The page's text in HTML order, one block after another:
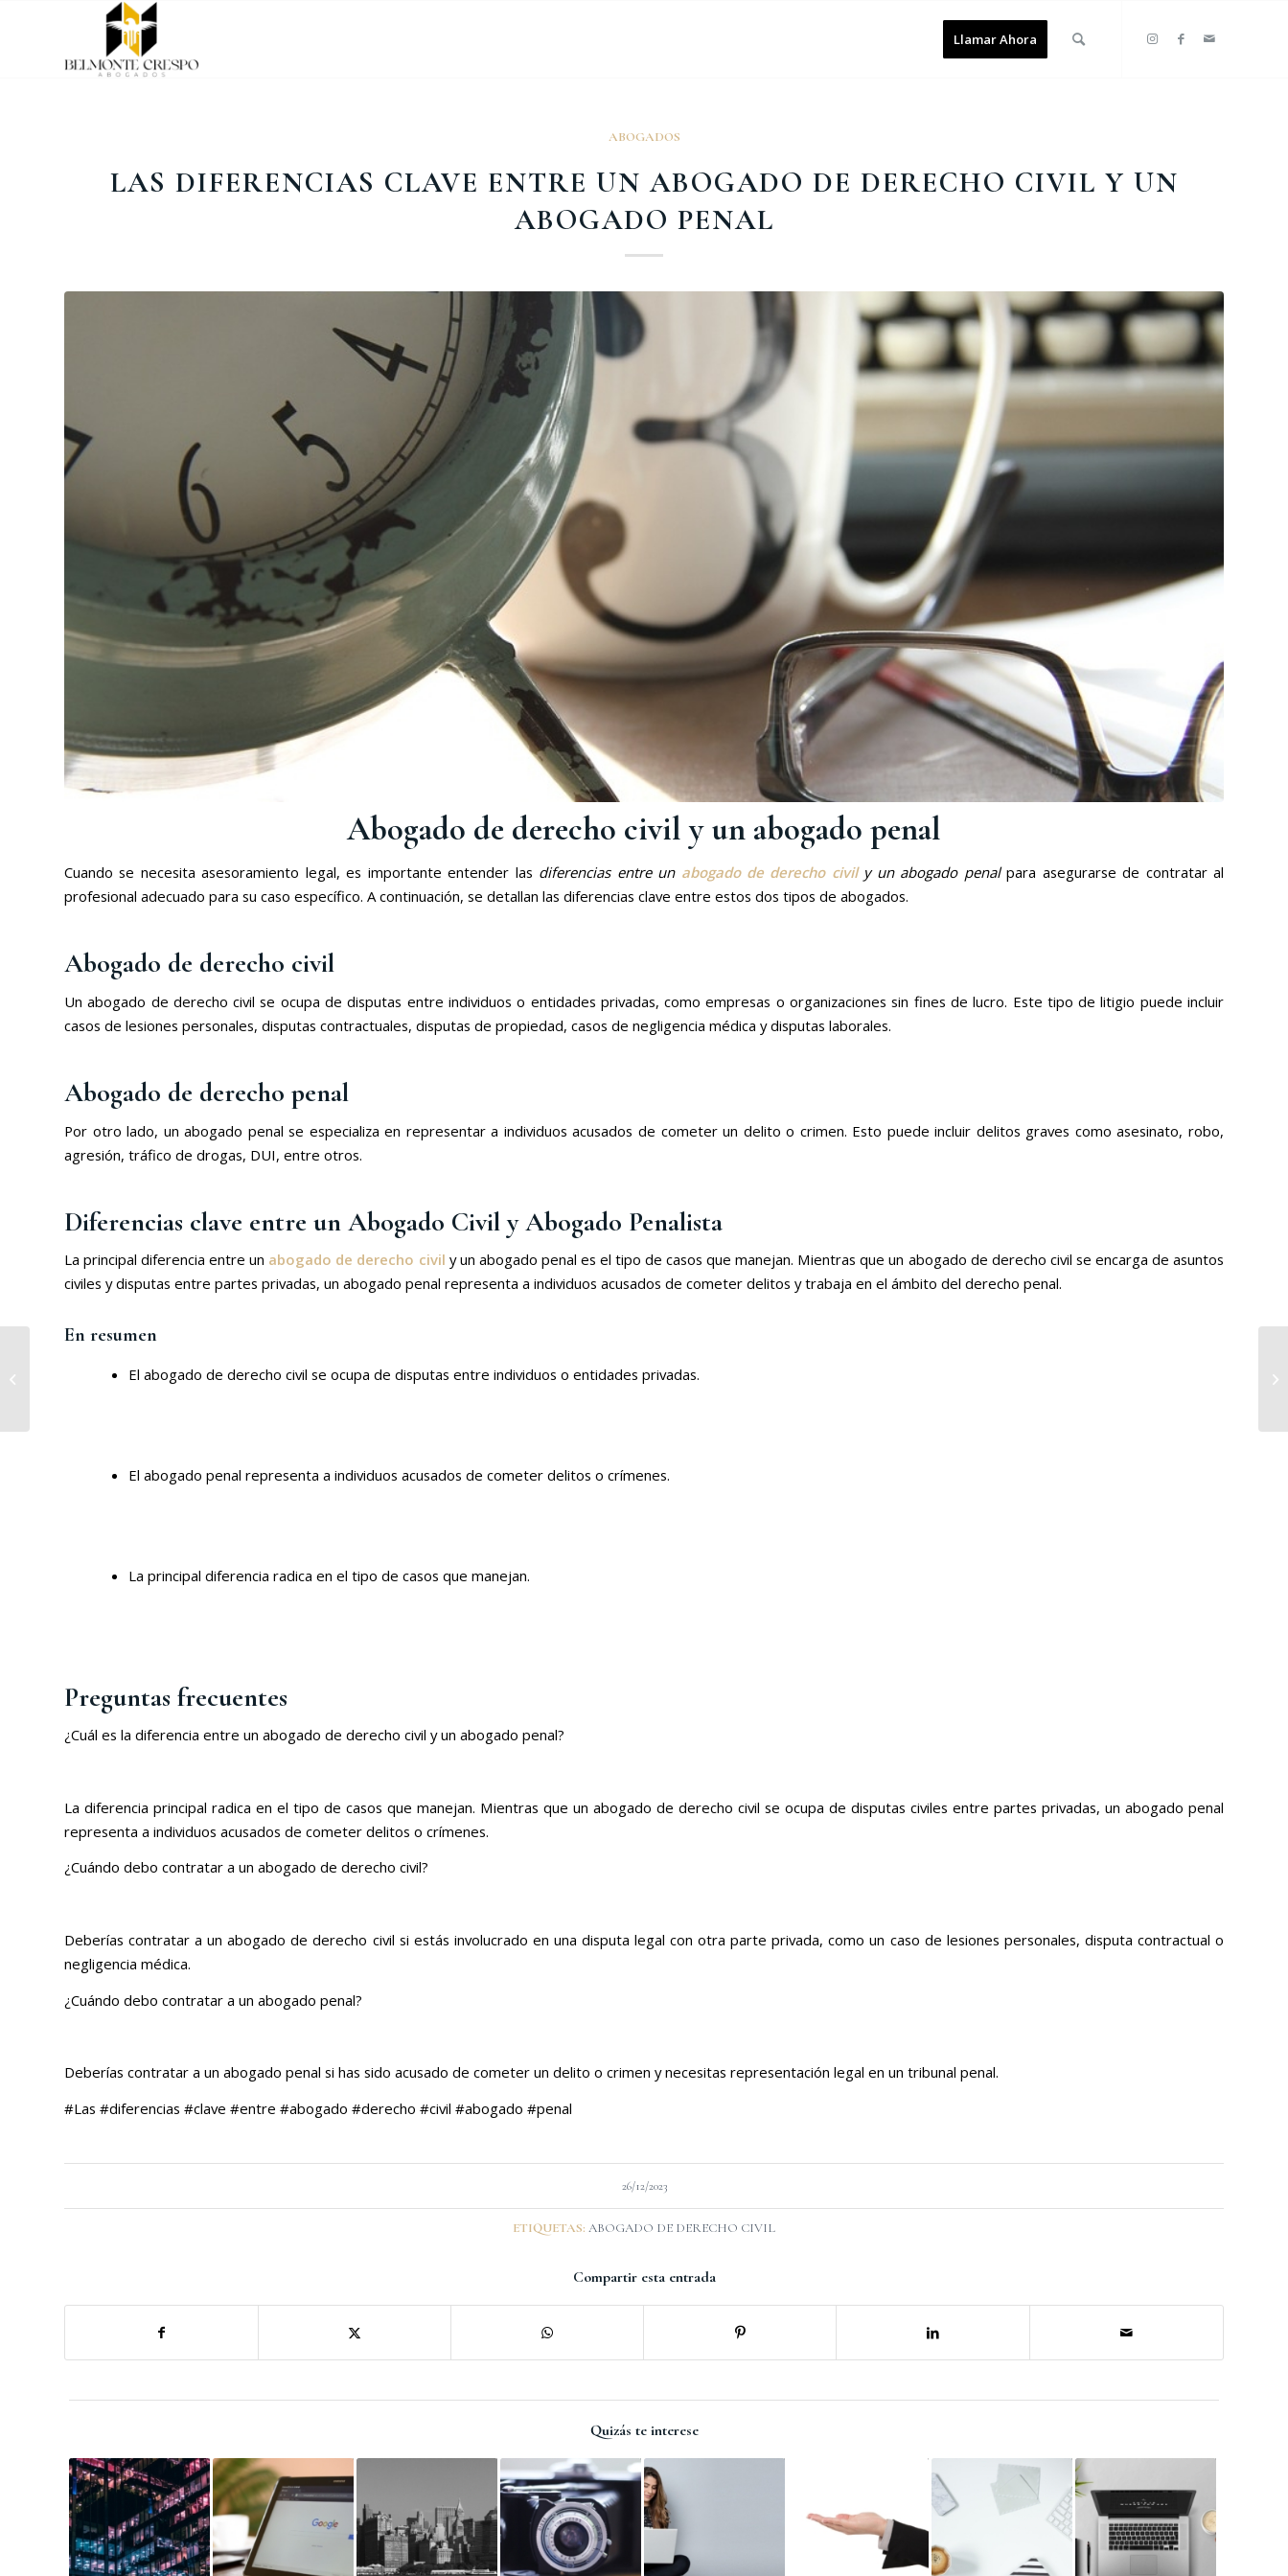
Llamar Ahora
ABOGADOS
LAS DIFERENCIAS CLAVE ENTRE UN ABOGADO DE DERECHO CIVIL Y UN
ABOGADO PENAL
Abogado de derecho civil y un abogado penal
Cuando se necesita asesoramiento legal, es importante entender las diferencias entre un abogado de derecho civily un abogado penalpara asegurarse de contratar al
profesional adecuado para su caso específico. A continuación, se detallan las diferencias clave entre estos dos tipos de abogados.
Abogado de derecho civil
Un abogado de derecho civil se ocupa de disputas entre individuos o entidades privadas, como empresas o organizaciones sin fines de lucro. Este tipo de litigio puede incluir
casos de lesiones personales, disputas contractuales, disputas de propiedad, casos de negligencia médica y disputas laborales.
Abogado de derecho penal
Por otro lado, un abogado penal se especializa en representar a individuos acusados de cometer un delito o crimen. Esto puede incluir delitos graves como asesinato, robo,
agresión, tráfico de drogas, DUI, entre otros.
Diferencias clave entre un Abogado CivilyAbogado Penalista
La principal diferencia entre un abogado de derecho civil y un abogado penal es el tipo de casos que manejan. Mientras que un abogado de derecho civil se encarga de asuntos
civiles y disputas entre partes privadas, un abogado penal representa a individuos acusados de cometer delitos y trabaja en el ámbito del derecho penal.
En resumen
El abogado de derecho civil se ocupa de disputas entre individuos o entidades privadas.
El abogado penal representa a individuos acusados de cometer delitos o crímenes.
La principal diferencia radica en el tipo de casos que manejan.
Preguntas frecuentes
¿Cuál es la diferencia entre un abogado de derecho civil y un abogado penal?
La diferencia principal radica en el tipo de casos que manejan. Mientras que un abogado de derecho civil se ocupa de disputas civiles entre partes privadas, un abogado penal
representa a individuos acusados de cometer delitos o crímenes.
¿Cuándo debo contratar a un abogado de derecho civil?
Deberías contratar a un abogado de derecho civil si estás involucrado en una disputa legal con otra parte privada, como un caso de lesiones personales, disputa contractual o
negligencia médica.
¿Cuándo debo contratar a un abogado penal?
Deberías contratar a un abogado penal si has sido acusado de cometer un delito o crimen y necesitas representación legal en un tribunal penal.
#Las #diferencias #clave #entre #abogado #derecho #civil #abogado #penal
26/12/2023
ETIQUETAS: ABOGADO DE DERECHO CIVIL
Compartir esta entrada
Quizás te interese
de derecho penal